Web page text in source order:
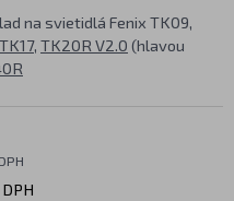
na svietidlá Fenix TK09,
TK17, TK20R V2.0 (hlavou